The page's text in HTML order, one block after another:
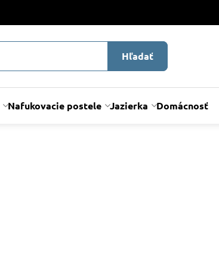
Hľadať
Nafukovacie postele Jazierka Domácnosť